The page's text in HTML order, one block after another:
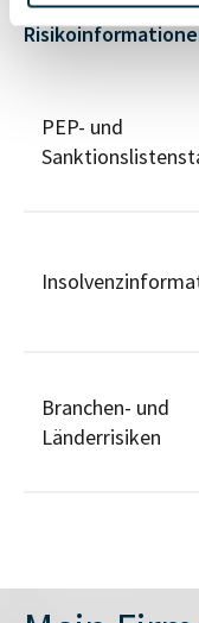
PEP- und
Branchen- und
Länderrisiken